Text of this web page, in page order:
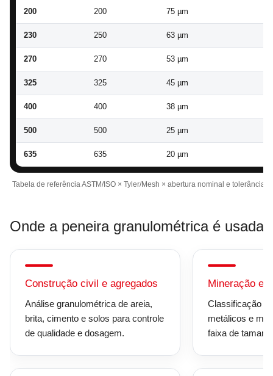
200 200 75 µm
230 250 63 µm
270 270 53 µm
325 325 45 µm
400 400 38 µm
500 500 25 µm
635 635 20 µm
Tabela de referência ASTM/ISO × Tyler/Mesh × abertura nominal e tolerância.
Onde a peneira granulométrica é usada
Construção civil e agregados
Análise granulométrica de areia,
brita, cimento e solos para controle
de qualidade e dosagem.
Mineração e
Classificação
metálicos e
faixa de